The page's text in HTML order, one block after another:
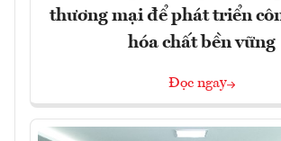
thương mại để phát triển
hóa chất bền vững
Đọc ngay